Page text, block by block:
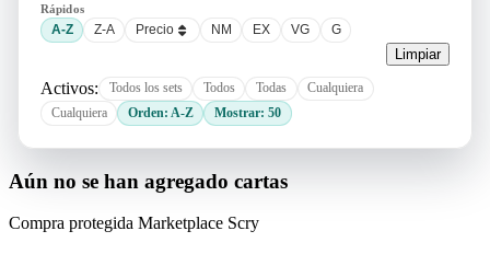
Rápidos
A-Z Z-A Precio NM EX VG G
Limpiar
Activos: Todos los sets Todos Todas
Cualquiera
Cualquiera
Orden: A-Z Mostrar: 50
Aún no se han agregado cartas
Compra protegida Marketplace Scry